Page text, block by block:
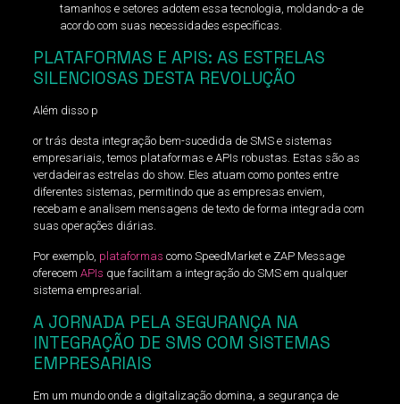
tamanhos e setores adotem essa tecnologia, moldando-a de
acordo com suas necessidades específicas.
PLATAFORMAS E APIS: AS ESTRELAS
SILENCIOSAS DESTA REVOLUÇÃO
Além disso p
or trás desta integração bem-sucedida de SMS e sistemas
empresariais, temos plataformas e APIs robustas. Estas são as
verdadeiras estrelas do show. Eles atuam como pontes entre
diferentes sistemas, permitindo que as empresas enviem,
recebam e analisem mensagens de texto de forma integrada com
suas operações diárias.
Por exemplo, plataformas como SpeedMarket e ZAP Message
oferecem APIs que facilitam a integração do SMS em qualquer
sistema empresarial.
A JORNADA PELA SEGURANÇA NA
INTEGRAÇÃO DE SMS COM SISTEMAS
EMPRESARIAIS
Em um mundo onde a digitalização domina, a segurança de